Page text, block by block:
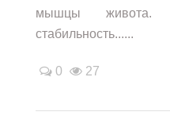
мышцы живота.
стабильность......
0 27